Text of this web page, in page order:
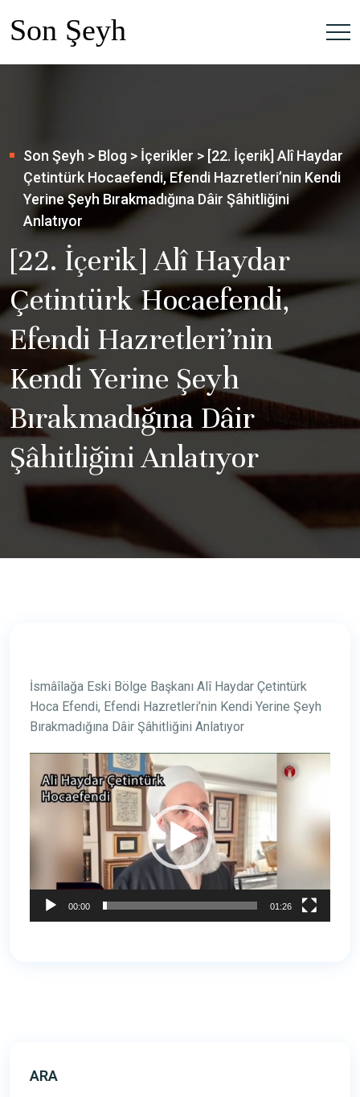
Son Şeyh > Blog > İçerikler > [22. İçerik] Alî Haydar
Çetintürk Hocaefendi, Efendi Hazretleri’nin Kendi
Yerine Şeyh Bırakmadığına Dâir Şâhitliğini
Anlatıyor
[22. İçerik] Alî Haydar
Çetintürk Hocaefendi,
Efendi Hazretleri’nin
Kendi Yerine Şeyh
Bırakmadığına Dâir
Şâhitliğini Anlatıyor
İsmâîlağa Eski Bölge Başkanı Alî Haydar Çetintürk
Hoca Efendi, Efendi Hazretleri’nin Kendi Yerine Şeyh
Bırakmadığına Dâir Şâhitliğini Anlatıyor
oynatıcı
00:00 01:26
ARA